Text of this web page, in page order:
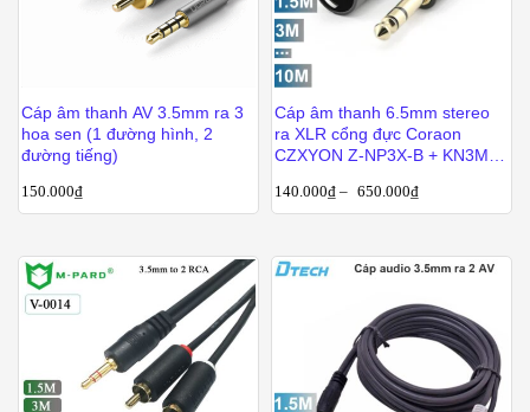
Cáp âm thanh AV 3.5mm ra 3
hoa sen (1 đường hình, 2
đường tiếng)
150.000₫
Cáp âm thanh 6.5mm stereo
ra XLR cổng đực Coraon
CZXYON Z-NP3X-B + KN3MX-
140.000₫ – 650.000₫